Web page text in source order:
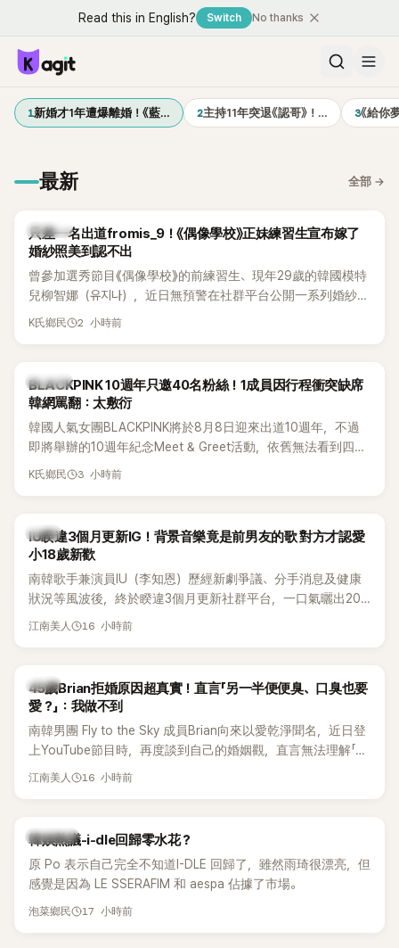
Read this in English? Switch No thanks
1新婚才1年遭爆離婚！《藍… 2主持11年突退《認哥》！… 3《給你
最新 全部 →
K-POP
只差一名出道fromis_9！《偶像學校》正妹練習生宣布嫁了
婚紗照美到認不出
曾參加選秀節目《偶像學校》的前練習生、現年29歲的韓國模特
兒柳智娜（유지나），近日無預警在社群平台公開一系列婚紗
照，親自宣布即將步入婚姻，消息曝光後讓不少曾追看節目的
K氏鄉民 2 小時前
K-POP
BLACKPINK 10週年只邀40名粉絲！1成員因行程衝突缺席
韓網罵翻：太敷衍
韓國人氣女團BLACKPINK將於8月8日迎來出道10週年，不過
即將舉辦的10週年紀念Meet & Greet活動，依舊無法看到四人
合體。根據韓媒《MyDaily》7日報導，當天將由Jisoo（智秀）、
K氏鄉民 3 小時前
韓星
IU睽違3個月更新IG！背景音樂竟是前男友的歌 對方才認愛
小18歲新歡
南韓歌手兼演員IU（李知恩）歷經新劇爭議、分手消息及健康
狀況等風波後，終於睽違3個月更新社群平台，一口氣曬出20
張近況照，讓大批粉絲又驚又喜。不過，比起照片本身，更引
江南美人 16 小時前
韓星
45歲Brian拒婚原因超真實！直言「另一半便便臭、口臭也要
愛？」：我做不到
南韓男團 Fly to the Sky 成員Brian向來以愛乾淨聞名，近日登
上YouTube節目時，再度談到自己的婚姻觀，直言無法理解「連
另一半的口臭、便便臭都要愛」這種說法，更大方表明自己是不
江南美人 16 小時前
熱議討論
韓娛熱議-i-dle回歸零水花？
原 Po 表示自己完全不知道I-DLE 回歸了，雖然雨琦很漂亮，但
感覺是因為 LE SSERAFIM 和 aespa 佔據了市場。
泡菜鄉民 17 小時前